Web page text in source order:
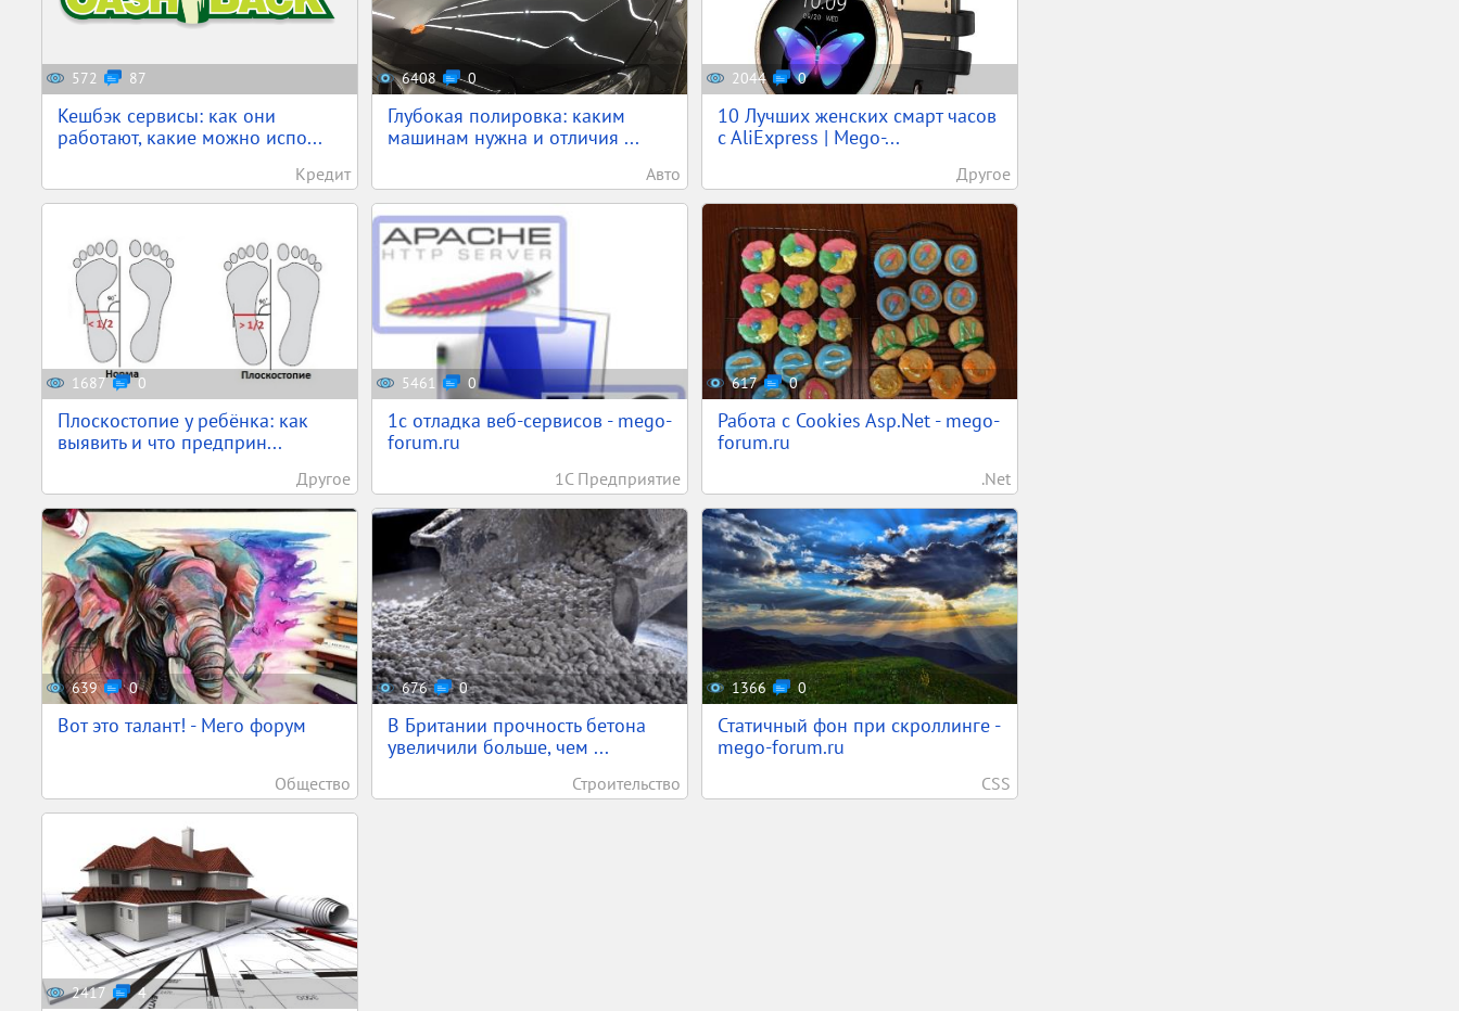
572 87
Кешбэк сервисы: как они
работают, какие можно испо...
Кредит
6408 0
Глубокая полировка: каким
машинам нужна и отличия ...
Авто
2044 0
10 Лучших женских смарт часов
c AliExpress | Mego-...
Другое
1687 0
Плоскостопие у ребёнка: как
выявить и что предприн...
Другое
5461 0
1c отладка веб-сервисов - mego-
forum.ru
1С Предприятие
617 0
Работа с Cookies Asp.Net - mego-
forum.ru
.Net
639 0
Вот это талант! - Мего форум
Общество
676 0
В Британии прочность бетона
увеличили больше, чем ...
Строительство
1366 0
Статичный фон при скроллинге -
mego-forum.ru
CSS
2417 4